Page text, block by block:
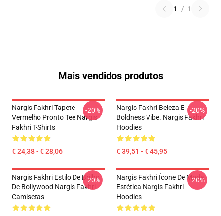
1 / 1
Mais vendidos produtos
Nargis Fakhri Tapete
Vermelho Pronto Tee Nargis
Fakhri T-Shirts
€ 24,38 - € 28,06
-20%
Nargis Fakhri Beleza E
Boldness Vibe. Nargis Fakhri
Hoodies
€ 39,51 - € 45,95
-20%
Nargis Fakhri Estilo De Brilho
De Bollywood Nargis Fakhri
Camisetas
-20%
Nargis Fakhri Ícone De Moda
Estética Nargis Fakhri
Hoodies
-20%